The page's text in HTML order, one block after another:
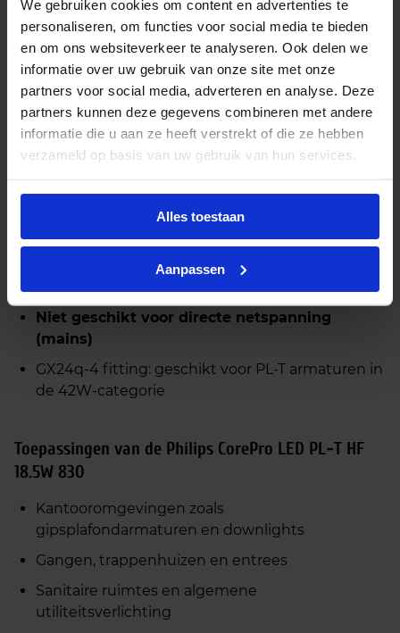
We gebruiken cookies om content en advertenties te
personaliseren, om functies voor social media te bieden
en om ons websiteverkeer te analyseren. Ook delen we
informatie over uw gebruik van onze site met onze
partners voor social media, adverteren en analyse. Deze
partners kunnen deze gegevens combineren met andere
informatie die u aan ze heeft verstrekt of die ze hebben
verzameld op basis van uw gebruik van hun services.
Alles toestaan
Aanpassen
kleurweergave.
De CorePro LED PL‑T levert direct vol licht zonder
flikkering of opwarmtijd. De lamp is niet dimbaar.
Met een levensduur van circa 30.000 uur is dit een
duurzame en onderhoudsarme oplossing voor
professioneel gebruik. De lichtopbrengst ligt rond
de1800–1900 lumen, vergelijkbaar met de
Installatie
Hoogfrequent voorschakelapparaat (HF):
Niet geschikt voor directe netspanning
(mains)
GX24q‑4 fitting: geschikt voor PL‑T armaturen in
de 42W‑categorie
Toepassingen van de Philips CorePro LED PL‑T HF
18.5W 830
Kantooromgevingen zoals
gipsplafondarmaturen en downlights
Gangen, trappenhuizen en entrees
Sanitaire ruimtes en algemene
utiliteitsverlichting